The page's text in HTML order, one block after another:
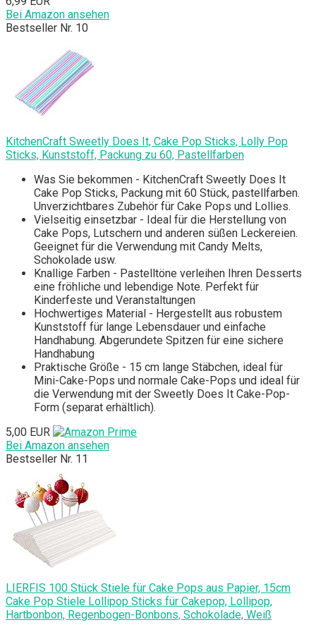
Bei Amazon ansehen
Bestseller Nr. 10
KitchenCraft Sweetly Does It, Cake Pop Sticks, Lolly Pop
Sticks, Kunststoff, Packung zu 60, Pastellfarben
Was Sie bekommen - KitchenCraft Sweetly Does It
Cake Pop Sticks, Packung mit 60 Stück, pastellfarben.
Unverzichtbares Zubehör für Cake Pops und Lollies.
Vielseitig einsetzbar - Ideal für die Herstellung von
Cake Pops, Lutschern und anderen süßen Leckereien.
Geeignet für die Verwendung mit Candy Melts,
Schokolade usw.
Knallige Farben - Pastelltöne verleihen Ihren Desserts
eine fröhliche und lebendige Note. Perfekt für
Kinderfeste und Veranstaltungen
Hochwertiges Material - Hergestellt aus robustem
Kunststoff für lange Lebensdauer und einfache
Handhabung. Abgerundete Spitzen für eine sichere
Handhabung
Praktische Größe - 15 cm lange Stäbchen, ideal für
Mini-Cake-Pops und normale Cake-Pops und ideal für
die Verwendung mit der Sweetly Does It Cake-Pop-
Form (separat erhältlich).
5,00 EUR
Bei Amazon ansehen
Bestseller Nr. 11
LIERFIS 100 Stück Stiele für Cake Pops aus Papier, 15cm
Cake Pop Stiele Lollipop Sticks für Cakepop, Lollipop,
Hartbonbon, Regenbogen-Bonbons, Schokolade, Weiß